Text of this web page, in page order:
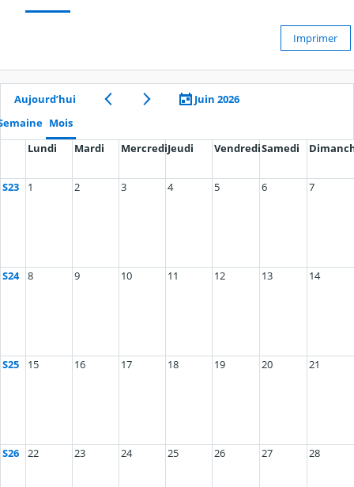
Imprimer
Aujourd’hui
Juin 2026
Mois
Lundi
Mardi MercrediJeudi VendrediSamedi
S23 1 2 3 4 5 6 7
S24 8 9 10 11 12 13 14
S25 15 16 17 18 19 20 21
S26 22 23 24 25 26 27 28